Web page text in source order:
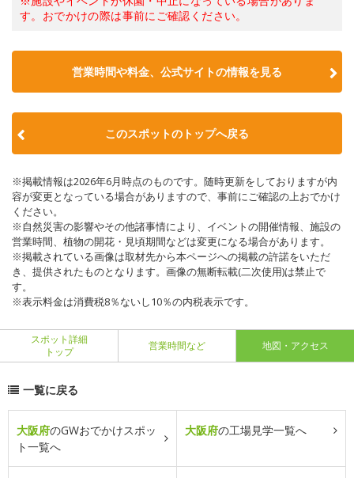
す。おでかけの際は事前にご確認ください。
営業時間や料金、公式サイトの情報を見る
このスポットのトップへ戻る
※掲載情報は2026年6月時点のものです。随時更新をしておりますが内
容が変更となっている場合がありますので、事前にご確認の上おでかけ
ください。
※自然災害の影響やその他諸事情により、イベントの開催情報、施設の
営業時間、植物の開花・見頃期間などは変更になる場合があります。
※掲載されている画像は取材先から本ページへの掲載の許諾をいただ
き、提供されたものとなります。画像の無断転載(二次使用)は禁止で
す。
※表示料金は消費税8％ないし10％の内税表示です。
スポット詳細
トップ
営業時間など 地図・アクセス
一覧に戻る
大阪府のGWおでかけスポッ
ト一覧へ
大阪府の工場見学一覧へ